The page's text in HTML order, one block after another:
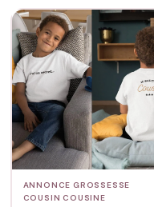
ANNONCE GROSSESSE
COUSIN COUSINE